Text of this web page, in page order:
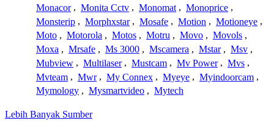
Monacor , Monita Cctv , Monomat , Monoprice ,
Monsterip , Morphxstar , Mosafe , Motion , Motioneye ,
Moto , Motorola , Motos , Motru , Movo , Movols ,
Moxa , Mrsafe , Ms 3000 , Mscamera , Mstar , Msv ,
Mubview , Multilaser , Mustcam , Mv Power , Mvs ,
Mvteam , Mwr , My Connex , Myeye , Myindoorcam ,
Mymology , Mysmartvideo , Mytech
Lebih Banyak Sumber